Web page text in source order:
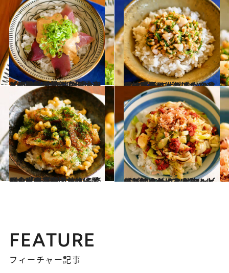
2023.12.2
【岩手県の漁師直伝レシピ】 やみつき味の「カツオの酢味噌丼」 マヨネーズ×味噌×甘酢タレが最高
グルメ 2024.1.13
【納豆ごはんのアレンジレシピ】 エビとおかひじき納豆のっけごはん ぷり・シャキ・ねば！ の食感三重奏
グルメ
2024.4.5
【食べれば〇〇シリーズレシピ】 揚げないから楽ちん「磯辺揚げ丼」 ちくわ＋青海苔＋天かすは最強トリオ
グルメ 2024.4.3
【ごはんが止まらないレシピ】 キャベツとコンビーフ炒めライス サクッと作れてクセになる味！
グルメ
FEATURE
フィーチャー記事